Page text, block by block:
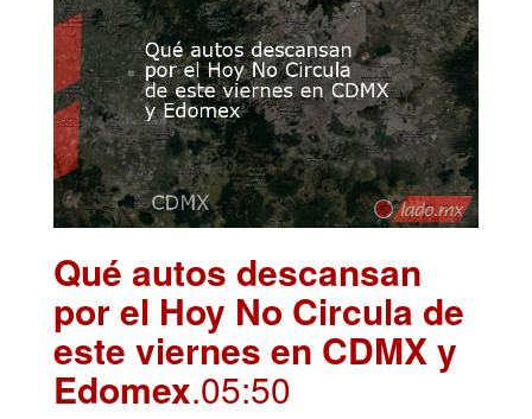
Qué autos descansan
por el Hoy No Circula de
este viernes en CDMX y
Edomex.05:50